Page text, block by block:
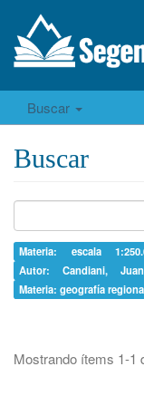
Buscar
Buscar
Materia: escala
Autor: Candiani,
Materia: geografía
Mostrando ítems 1-1